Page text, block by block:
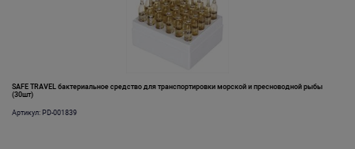
SAFE TRAVEL бактериальное средство для транспортировки морской и пресноводной рыбы
(30шт)
Артикул: PD-001839